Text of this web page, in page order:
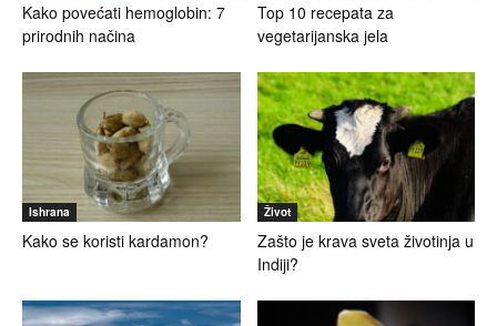
Kako povećati hemoglobin: 7
prirodnih načina
Top 10 recepata za
vegetarijanska jela
Ishrana
Kako se koristi kardamon?
Život
Zašto je krava sveta životinja u
Indiji?